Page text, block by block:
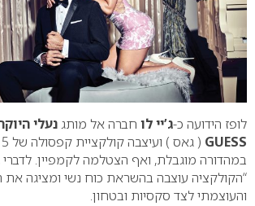
לופז הידועה כ-ג’יי לו חברה אל מותגנעלי
GUESS
במהדורה מוגבלת, ואף הצטלמה לקמפיין. לדברי
“הקולקציה עוצבה בהשראת כוח נשי ומציגה את
והעוצמתי לצד סקסיות ובטחון.